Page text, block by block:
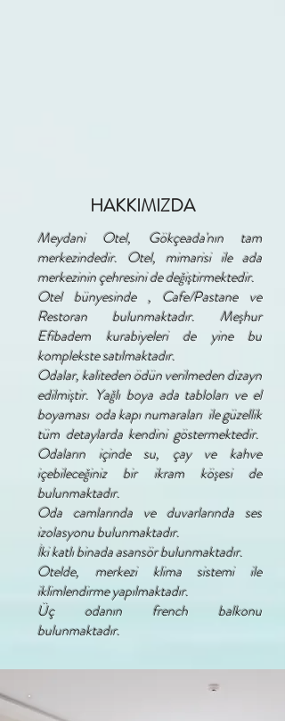
HAKKIMIZDA
Meydani Otel, Gökçeada'nın tam
merkezindedir. Otel, mimarisi ile ada
merkezinin çehresini de değiştirmektedir.
Otel bünyesinde , Cafe/Pastane ve
Restoran bulunmaktadır. Meşhur
Efibadem kurabiyeleri de yine bu
komplekste satılmaktadır.
Odalar, kaliteden ödün verilmeden dizayn
edilmiştir. Yağlı boya ada tabloları ve el
boyaması oda kapı numaraları ile güzellik
tüm detaylarda kendini göstermektedir.
Odaların içinde su, çay ve kahve
içebileceğiniz bir ikram köşesi de
bulunmaktadır.
Oda camlarında ve duvarlarında ses
izolasyonu bulunmaktadır.
İki katlı binada asansör bulunmaktadır.
Otelde, merkezi klima sistemi ile
iklimlendirme yapılmaktadır.
Üç odanın french balkonu
bulunmaktadır.